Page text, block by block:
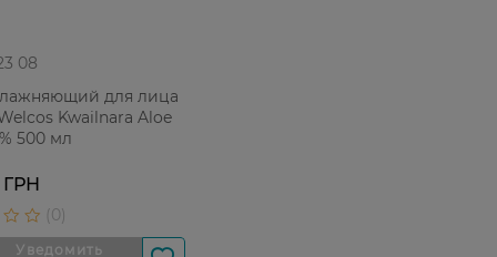
08
для лица
Kwailnara Aloe
500 мл
ГРН